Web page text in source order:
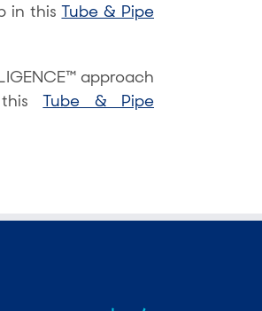
in thisTube & Pipe
approach
thisTube & Pipe